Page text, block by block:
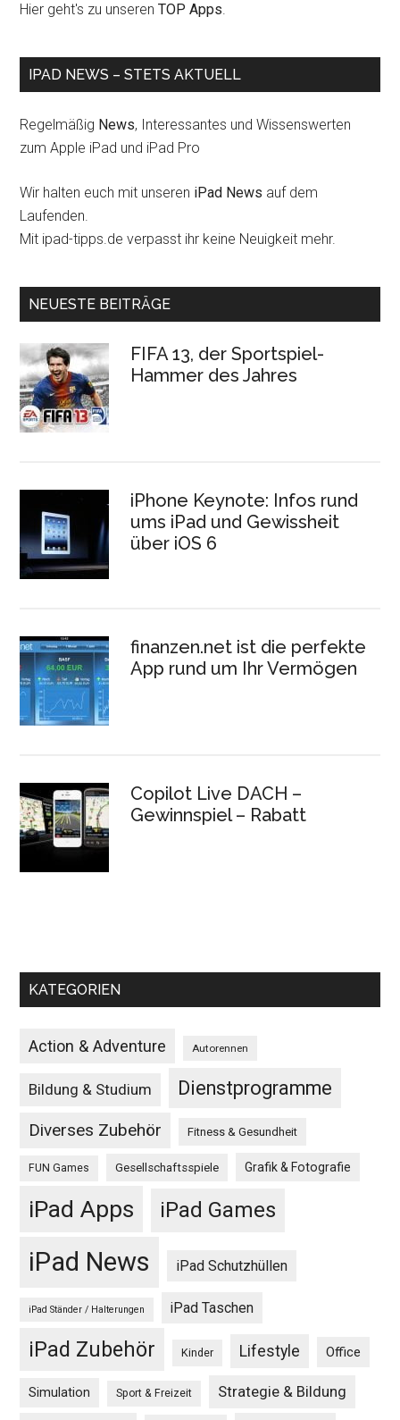
Hier geht's zu unserenTOP Apps.
IPAD NEWS – STETS AKTUELL
Regelmäßig News, Interessantes und Wissenswerten
zum Apple iPad und iPad Pro
Wir halten euch mit unseren iPad News auf dem
Laufenden.
Mit ipad-tipps.de verpasst ihr keine Neuigkeit mehr.
NEUESTE BEITRÄGE
FIFA 13, der Sportspiel-
Hammer des Jahres
iPhone Keynote: Infos rund
ums iPad und Gewissheit
über iOS 6
finanzen.net ist die perfekte
App rund um Ihr Vermögen
Copilot Live DACH –
Gewinnspiel – Rabatt
KATEGORIEN
Action & Adventure Autorennen
Bildung & Studium Dienstprogramme
Diverses Zubehör Fitness & Gesundheit
FUN Games Gesellschaftsspiele Grafik & Fotografie
iPad Apps iPad Games
iPad News iPad Schutzhüllen
iPad Ständer / Halterungen iPad Taschen
iPad Zubehör Kinder Lifestyle Office
Simulation Sport & Freizeit Strategie & Bildung